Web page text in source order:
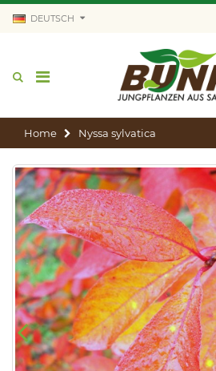
DEUTSCH
Home Nyssa sylvatica